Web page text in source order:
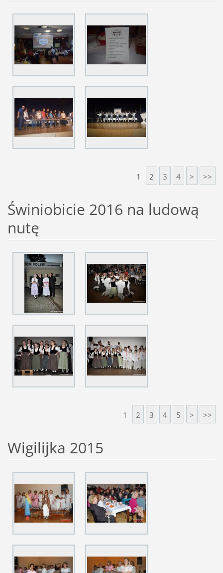
1 2 3 4 > >>
Świniobicie 2016 na ludową
nutę
1 2 3 4 5 > >>
Wigilijka 2015